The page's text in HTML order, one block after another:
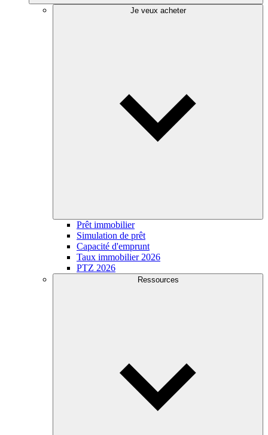
Je veux acheter
Prêt immobilier
Simulation de prêt
Capacité d'emprunt
Taux immobilier 2026
PTZ 2026
Ressources